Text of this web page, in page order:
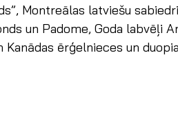
Montreālas latviešu
un Padome, Goda labvēļi
Kanādas ērģelnieces un